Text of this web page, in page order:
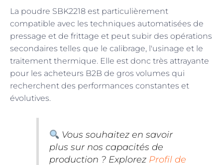
La poudre SBK2218 est particulièrement
compatible avec les techniques automatisées de
pressage et de frittage et peut subir des opérations
secondaires telles que le calibrage, l'usinage et le
traitement thermique. Elle est donc très attrayante
pour les acheteurs B2B de gros volumes qui
recherchent des performances constantes et
évolutives.
Vous souhaitez en savoir
plus sur nos capacités de
production ? Explorez Profil de